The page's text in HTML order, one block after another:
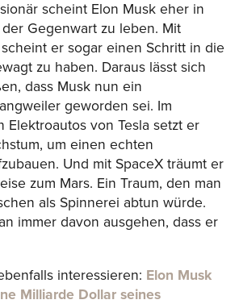
scheint Elon Musk eher in
Gegenwart zu leben. Mit
er sogar einen Schritt in die
zu haben. Daraus lässt sich
dass Musk nun ein
geworden sei. Im
Elektroautos von Tesla setzt er
um einen echten
Und mit SpaceX träumt er
zum Mars. Ein Traum, den man
als Spinnerei abtun würde.
immer davon ausgehen, dass er
interessieren: Elon Musk
Milliarde Dollar seines